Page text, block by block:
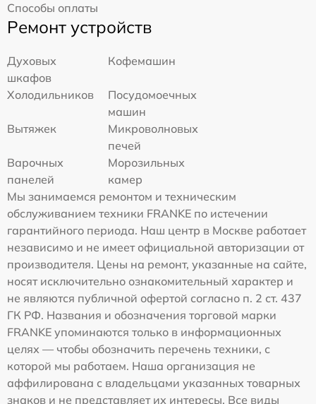
Способы оплаты
Ремонт устройств
Духовых
шкафов
Кофемашин
Холодильников
Посудомоечных
машин
Вытяжек
Микроволновых
печей
Варочных
панелей
Морозильных
камер
Мы занимаемся ремонтом и техническим
обслуживанием техники FRANKE по истечении
гарантийного периода. Наш центр в Москве работает
независимо и не имеет официальной авторизации от
производителя. Цены на ремонт, указанные на сайте,
носят исключительно ознакомительный характер и
не являются публичной офертой согласно п. 2 ст. 437
ГК РФ. Названия и обозначения торговой марки
FRANKE упоминаются только в информационных
целях — чтобы обозначить перечень техники, с
которой мы работаем. Наша организация не
аффилирована с владельцами указанных товарных
знаков и не представляет их интересы. Все виды